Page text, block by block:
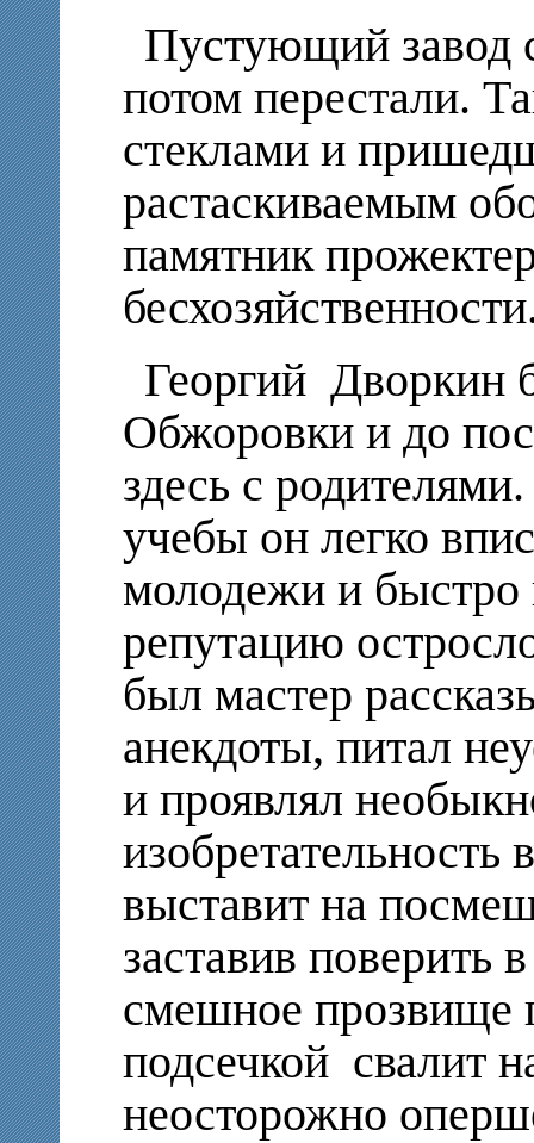
Пустующий завод
потом перестали.
стеклами и
растаскиваемым
памятник
Георгий Дворкин
Обжоровки и до
здесь с
учебы он легко
молодежи и быстро
репутацию
был мастер
анекдоты, питал
и проявлял
изобретательность
выставит на
заставив поверить
смешное прозвище
подсечкой свалит
неосторожно